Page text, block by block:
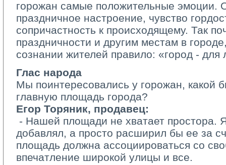
горожан самые положительные эмоции.
праздничное настроение, чувство
сопричастность к происходящему. Так
праздничности и другим местам в
сознании жителей правило: «город -­ для
Глас народа
Мы поинтересовались у горожан, какой
главную площадь города?
Егор Торяник, продавец:
- Нашей площади не хватает простора.
добавлял, а просто расширил бы ее за
площадь должна ассоциироваться со
впечатление широкой улицы и все.